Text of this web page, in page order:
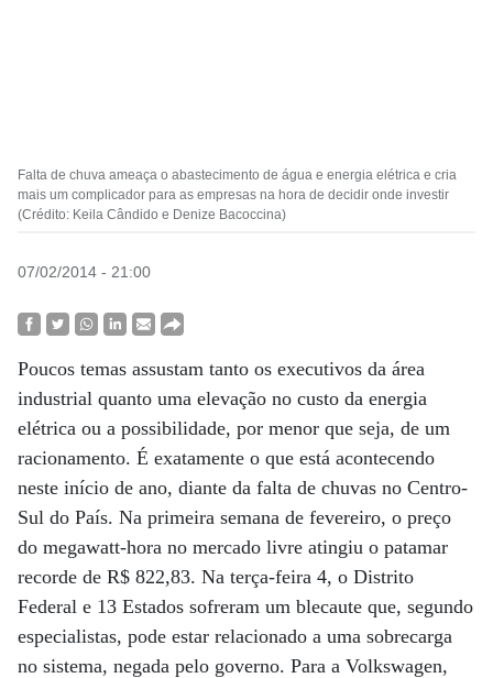
Falta de chuva ameaça o abastecimento de água e energia elétrica e cria
mais um complicador para as empresas na hora de decidir onde investir
(Crédito: Keila Cândido e Denize Bacoccina)
07/02/2014 - 21:00
Poucos temas assustam tanto os executivos da área
industrial quanto uma elevação no custo da energia
elétrica ou a possibilidade, por menor que seja, de um
racionamento. É exatamente o que está acontecendo
neste início de ano, diante da falta de chuvas no Centro-
Sul do País. Na primeira semana de fevereiro, o preço
do megawatt-hora no mercado livre atingiu o patamar
recorde de R$ 822,83. Na terça-feira 4, o Distrito
Federal e 13 Estados sofreram um blecaute que, segundo
especialistas, pode estar relacionado a uma sobrecarga
no sistema, negada pelo governo. Para a Volkswagen,